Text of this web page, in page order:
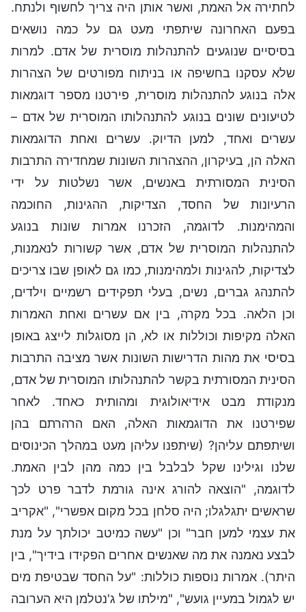
לחתירה אל האמת, ואשר אותן היה צריך לחשוף ולנתח.
בפעם האחרונה שיתפתי מעט גם על כמה נושאים
בסיסיים שנוגעים להתנהלות מוסרית של אדם. למרות
שלא עסקנו בחשיפה או בניתוח מפורטים של הצהרות
אלה בנוגע להתנהלות מוסרית, פירטנו מספר דוגמאות
לטיעונים שונים בנוגע להתנהלותו המוסרית של אדם –
עשרים ואחד, למען הדיוק. עשרים ואחת הדוגמאות
האלה הן, בעיקרון, ההצהרות השונות שמחדירה התרבות
הסינית המסורתית באנשים, אשר נשלטות על ידי
הרעיונות של החסד, הצדיקות, ההגינות, החוכמה
והמהימנות. לדוגמה, הזכרנו אמרות שונות בנוגע
להתנהלות המוסרית של אדם, אשר קשורות לנאמנות,
לצדיקות, להגינות ולמהימנות, כמו גם לאופן שבו צריכים
להתנהג גברים, נשים, בעלי תפקידים רשמיים וילדים,
וכן הלאה. בכל מקרה, בין אם עשרים ואחת האמרות
האלה מקיפות וכוללות או לא, הן מסוגלות לייצג באופן
בסיסי את מהות הדרישות השונות אשר מציבה התרבות
הסינית המסורתית בקשר להתנהלותו המוסרית של אדם,
מנקודת מבט אידיאולוגית ומהותית כאחד. לאחר
שפירטנו את הדוגמאות האלה, האם הרהרתם בהן
ושיתפתם עליהן? (שיתפנו עליהן מעט במהלך הכינוסים
שלנו וגילינו שקל לבלבל בין כמה מהן לבין האמת.
לדוגמה, "הוצאה להורג אינה גורמת לדבר פרט לכך
שראשים יתגלגלו; היה סלחן בכל מקום אפשרי", "אקריב
את עצמי למען חבר" וכן "עשה כמיטב יכולתך על מנת
לבצע נאמנה את מה שאנשים אחרים הפקידו בידיך", בין
היתר). אמרות נוספות כוללות: "על החסד שבטיפת מים
יש לגמול במעיין גועש", "מילתו של ג'נטלמן היא הערובה